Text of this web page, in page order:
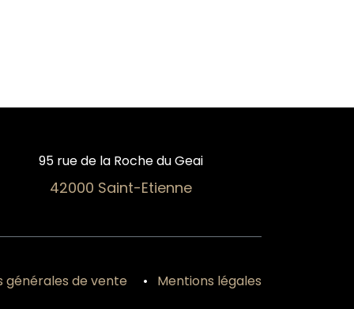
95 rue de la Roche du Geai
42000 Saint-Etienne
générales de vente • Mentions légales